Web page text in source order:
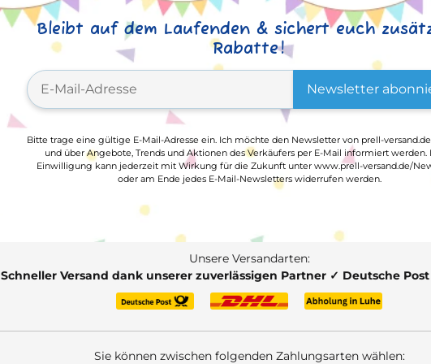
Bleibt auf dem Laufenden & sichert euch
Rabatte!
Newsletter
Bitte trage eine gültige E-Mail-Adresse ein. Ich möchte den Newsletter von prell-
und über Angebote, Trends und Aktionen des Verkäufers per E-Mail informiert werden.
Einwilligung kann jederzeit mit Wirkung für die Zukunft unter www.prell-versand.de/
oder am Ende jedes E-Mail-Newsletters widerrufen werden.
Unsere Versandarten:
Schneller Versand dank unserer zuverlässigen Partner ✓ Deutsche
Sie können zwischen folgenden Zahlungsarten wählen: